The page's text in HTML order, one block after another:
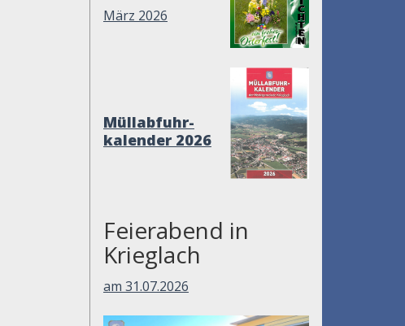
März 2026
Müllabfuhr-
kalender 2026
Feierabend in
Krieglach
am 31.07.2026